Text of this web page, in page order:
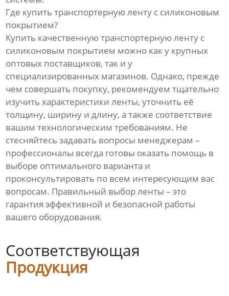
Где купить транспортерную ленту с силиконовым
покрытием?
Купить качественную транспортерную ленту с
силиконовым покрытием можно как у крупных
оптовых поставщиков, так и у
специализированных магазинов. Однако, прежде
чем совершать покупку, рекомендуем тщательно
изучить характеристики ленты, уточнить её
толщину, ширину и длину, а также соответствие
вашим технологическим требованиям. Не
стесняйтесь задавать вопросы менеджерам –
профессионалы всегда готовы оказать помощь в
выборе оптимального варианта и
проконсультировать по всем интересующим вас
вопросам. Правильный выбор ленты – это
гарантия эффективной и безопасной работы
вашего оборудования.
Соответствующая
Продукция